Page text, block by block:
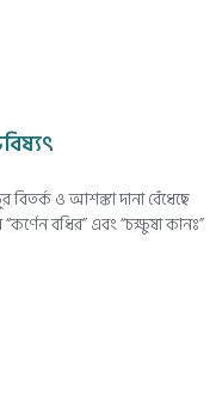
বিতর্ক ও আশঙ্কা দানা বেঁধেছে
বধির” এবং “চক্ষুষা কানঃ”